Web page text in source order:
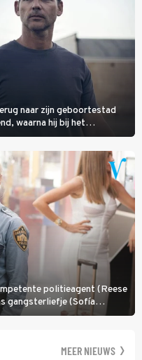
naar zijn geboortestad
waarna hij bij het
begint te vermoeden
politieagent (Reese
gangsterliefje (Sofía
agenten en moordlustige
MEER NIEUWS